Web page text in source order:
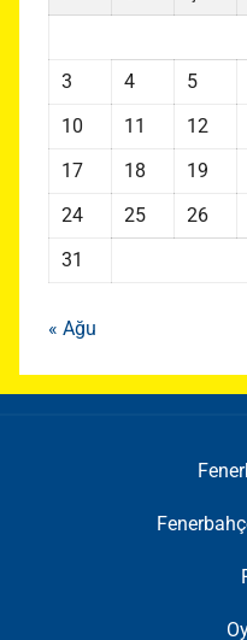
3
4 5
10
11 12
17
18 19
24
25 26
31
« Ağu